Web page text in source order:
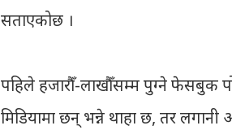
सताएकोछ ।
पहिले हजारौँ-लाखौँसम्म पुग्ने फेसबुक
मिडियामा छन् भन्ने थाहा छ, तर